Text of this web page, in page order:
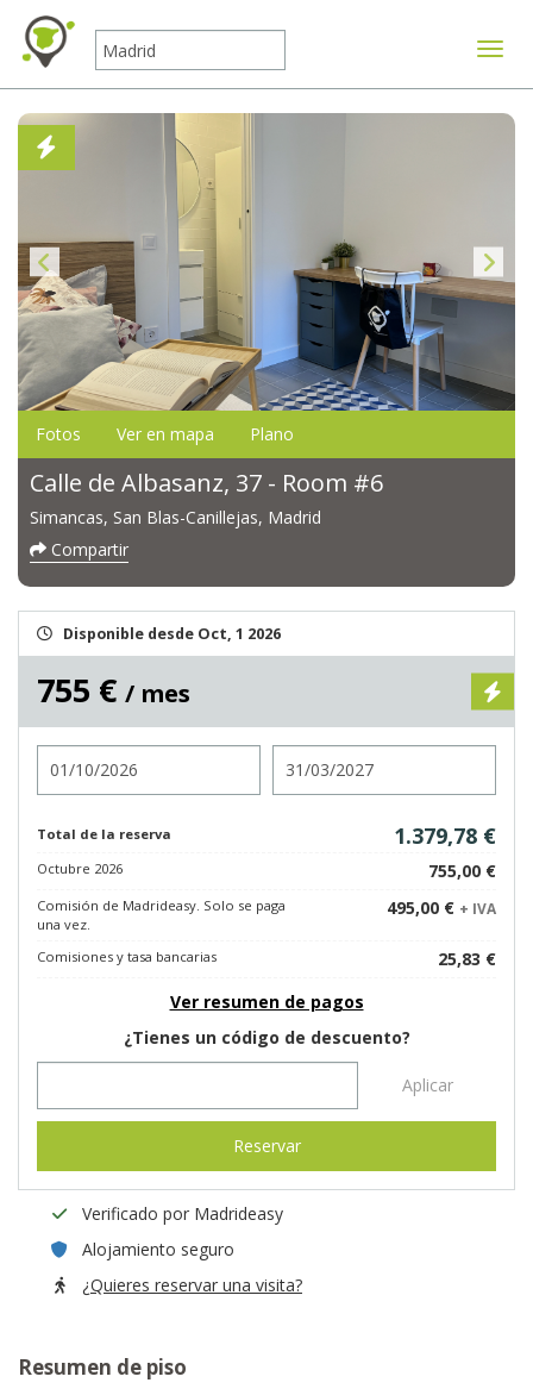
Fotos Ver en mapa Plano
Calle de Albasanz, 37 - Room #6
Simancas, San Blas-Canillejas, Madrid
Compartir
Disponible desde Oct, 1 2026
755 € / mes
Total de la reserva 1.379,78 €
Octubre 2026 755,00 €
Comisión de Madrideasy. Solo se paga
una vez.
495,00 € + IVA
Comisiones y tasa bancarias
25,83 €
Ver resumen de pagos
¿Tienes un código de descuento?
Aplicar
Reservar
Verificado por Madrideasy
Alojamiento seguro
¿Quieres reservar una visita?
Resumen de piso